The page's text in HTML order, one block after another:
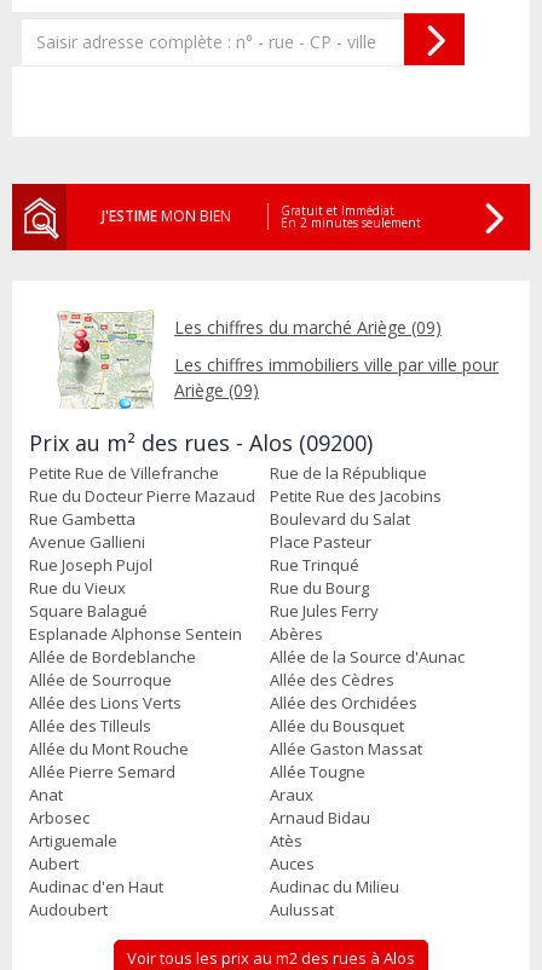
J'ESTIMEMON BIEN Gratuit et Immédiat
En 2 minutes seulement
Les chiffres du marché Ariège (09)
Les chiffres immobiliers ville par ville pour
Ariège (09)
Prix au m² des rues - Alos (09200)
Petite Rue de Villefranche
Rue de la République
Rue du Docteur Pierre Mazaud
Petite Rue des Jacobins
Rue Gambetta
Boulevard du Salat
Avenue Gallieni
Place Pasteur
Rue Joseph Pujol
Rue Trinqué
Rue du Vieux
Rue du Bourg
Square Balagué
Rue Jules Ferry
Esplanade Alphonse Sentein
Abères
Allée de Bordeblanche
Allée de la Source d'Aunac
Allée de Sourroque
Allée des Cèdres
Allée des Lions Verts
Allée des Orchidées
Allée des Tilleuls
Allée du Bousquet
Allée du Mont Rouche
Allée Gaston Massat
Allée Pierre Semard
Allée Tougne
Anat
Araux
Arbosec
Arnaud Bidau
Artiguemale
Atès
Aubert
Auces
Audinac d'en Haut
Audinac du Milieu
Audoubert
Aulussat
Voir tous les prix au m2 des rues à Alos